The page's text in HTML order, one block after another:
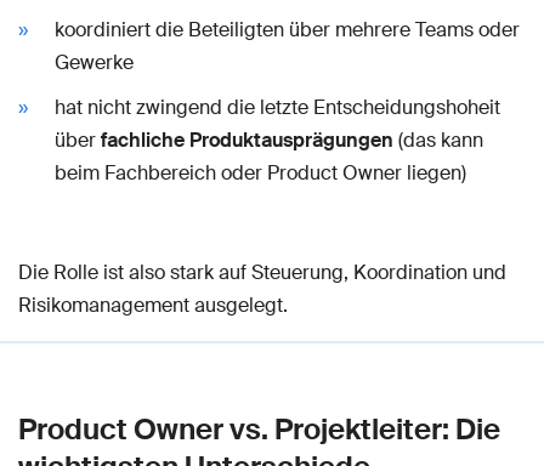
koordiniert die Beteiligten über mehrere Teams oder
Gewerke
hat nicht zwingend die letzte Entscheidungshoheit
überfachliche Produktausprägungen (das kann
beim Fachbereich oder Product Owner liegen)
Die Rolle ist also stark auf Steuerung, Koordination und
Risikomanagement ausgelegt.
Product Owner vs. Projektleiter: Die